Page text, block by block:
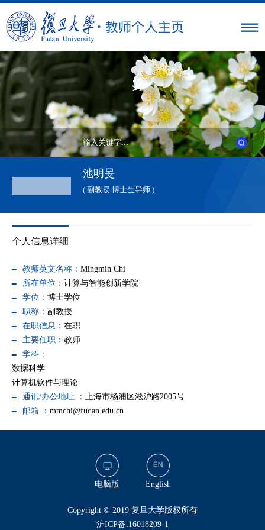
池明旻
( 副教授 博士生导师 )
个人信息详细
教师英文名称： Mingmin Chi
所在单位： 计算与智能创新学院
学位： 博士学位
职称： 副教授
在职信息： 在职
主要任职： 教师
学科：
数据科学
计算机软件与理论
通讯/办公地址 ： 上海市杨浦区淞沪路2005号
邮箱 ： mmchi@fudan.edu.cn
电脑版 English
​Copyright © 2019 复旦大学版权所有
沪ICP备:16018209-1